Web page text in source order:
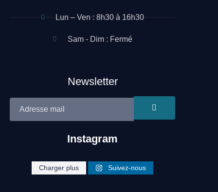
Lun – Ven : 8h30 à 16h30
Sam - Dim : Fermé
Newsletter
Instagram
cleaning.heroe
s
cleaning.heroe
s
s
cleaning.heroe
cleaning.heroe
cleaning.heroe
Charger plus Suivez-nous